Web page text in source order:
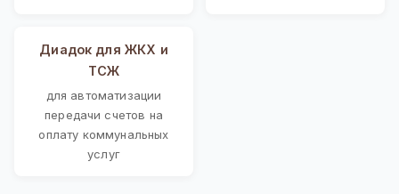
Диадок для ЖКХ и
ТСЖ
для автоматизации
передачи счетов на
оплату коммунальных
услуг